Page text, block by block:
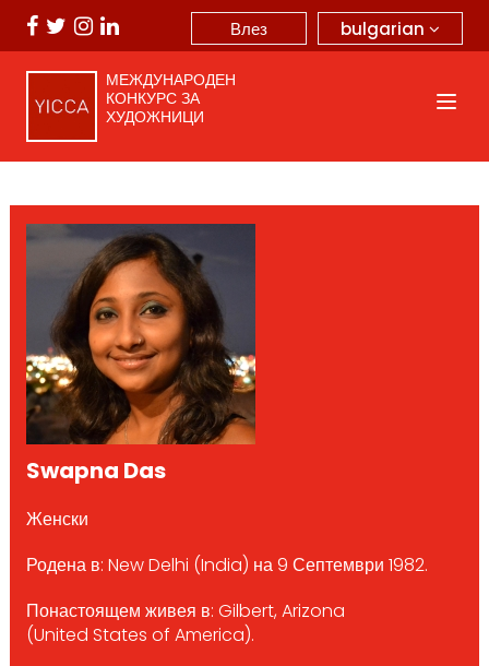
bulgarian
Влез
МЕЖДУНАРОДЕН
КОНКУРС ЗА
ХУДОЖНИЦИ
Swapna Das
Женски
Родена в: New Delhi (India) на 9 Септември 1982.
Понастоящем живея в: Gilbert, Arizona
(United States of America).